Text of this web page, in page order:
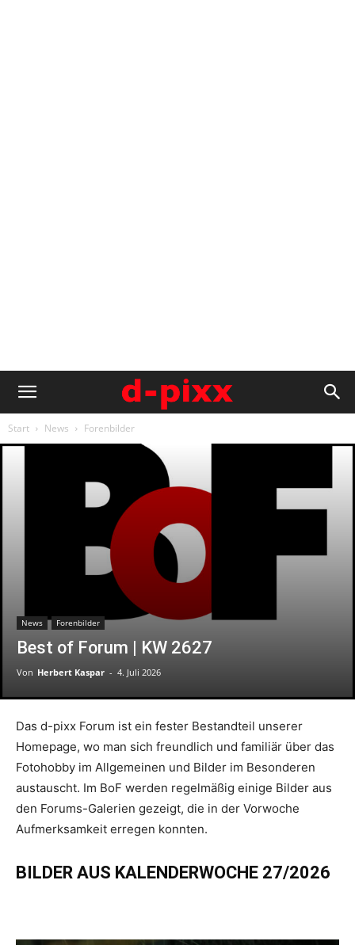
Start News Forenbilder
News Forenbilder
Best of Forum | KW 2627
Von Herbert Kaspar - 4. Juli 2026
Das d-pixx Forum ist ein fester Bestandteil unserer
Homepage, wo man sich freundlich und familiär über das
Fotohobby im Allgemeinen und Bilder im Besonderen
austauscht. Im BoF werden regelmäßig einige Bilder aus
den Forums-Galerien gezeigt, die in der Vorwoche
Aufmerksamkeit erregen konnten.
BILDER AUS KALENDERWOCHE 27/2026